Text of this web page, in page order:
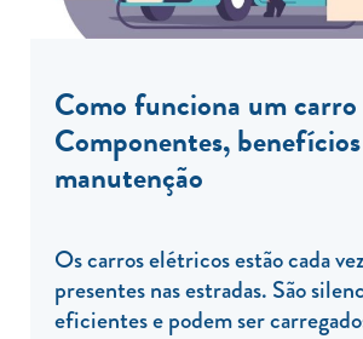
Como funciona um
Componentes,
manutenção
Os carros elétricos estão cada
presentes nas estradas. São
eficientes e podem ser